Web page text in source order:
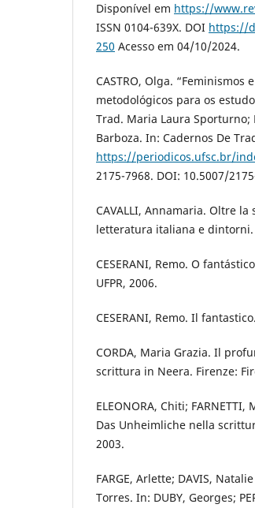
Disponível em https://
ISSN 0104-639X. DOI https://
250 Acesso em 04/10/2024.
CASTRO, Olga.
metodológicos para os
Trad. Maria Laura Sporturno;
Barboza. In: Cadernos De
https://periodicos.ufsc.br/
2175-7968. DOI: 10.5007/
CAVALLI, Annamaria. Oltre
letteratura italiana e
CESERANI, Remo. O
UFPR, 2006.
CESERANI, Remo. Il
CORDA, Maria Grazia. Il
scrittura in Neera. Firenze:
ELEONORA, Chiti;
Das Unheimliche nella
2003.
FARGE, Arlette; DAVIS,
Torres. In: DUBY, Georges;